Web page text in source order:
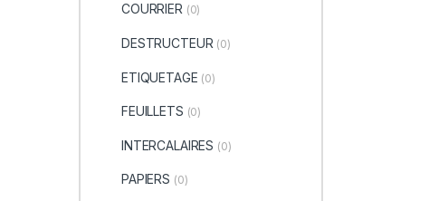
COURRIER (0)
DESTRUCTEUR (0)
ETIQUETAGE (0)
FEUILLETS (0)
INTERCALAIRES (0)
PAPIERS (0)